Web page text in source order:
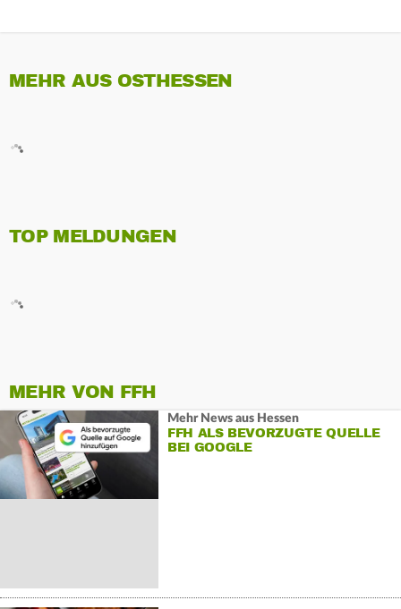
MEHR AUS OSTHESSEN
TOP MELDUNGEN
MEHR VON FFH
Mehr News aus Hessen
FFH ALS BEVORZUGTE QUELLE
BEI GOOGLE